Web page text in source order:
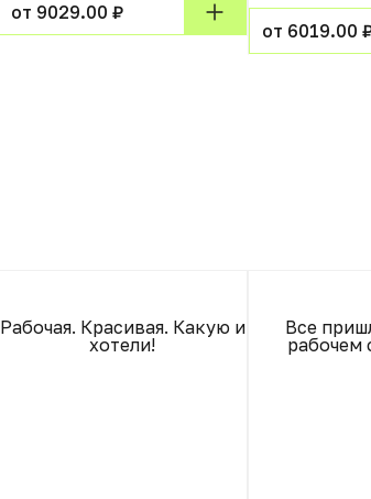
от 9029.00 ₽
от 6019.00
Рабочая. Красивая. Какую и
хотели!
Все
рабочем